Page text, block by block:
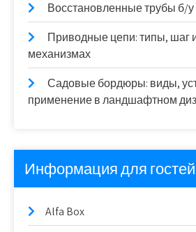
Восстановленные трубы б/у
Приводные цепи: типы, шаг
механизмах
Садовые бордюры: виды,
применение в ландшафтном
Информация для гостей
Alfa Box